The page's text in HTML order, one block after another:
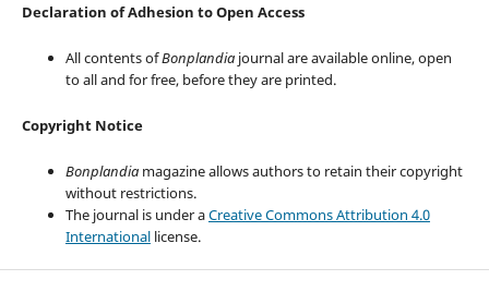
Declaration of Adhesion to Open Access
All contents ofBonplandiajournal are available online, open
to all and for free, before they are printed.
Copyright Notice
Bonplandiamagazine allows authors to retain their copyright
without restrictions.
The journal is under aCreative Commons Attribution 4.0
Internationallicense.